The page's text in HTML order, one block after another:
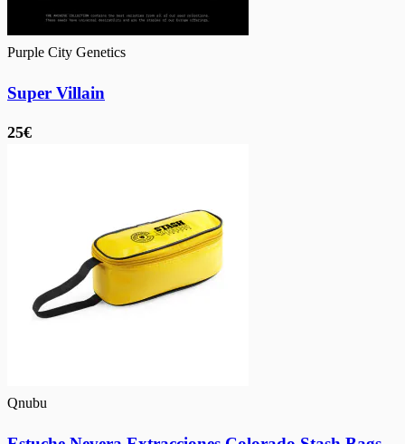
Purple City Genetics
Super Villain
25€
Qnubu